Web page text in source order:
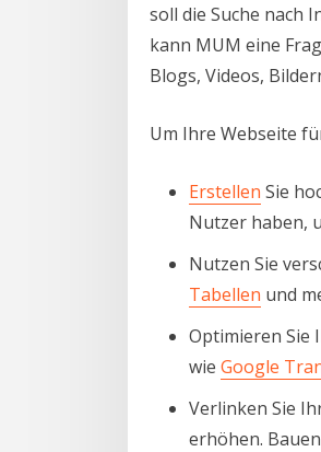
soll die Suche nach
kann MUM eine
Blogs, Videos,
Um Ihre Webseite
Erstellen Sie
Nutzer haben,
Nutzen Sie
Tabellen und
Optimieren Sie
wie Google
Verlinken Sie
erhöhen.